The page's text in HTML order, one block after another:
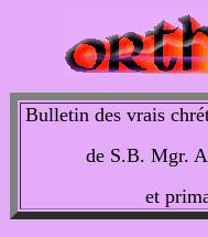
Bulletin des vrais
de S.B. Mgr.
et